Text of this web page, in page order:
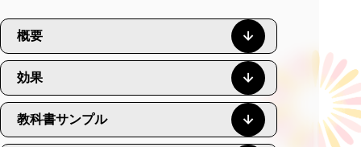
概要
効果
教科書サンプル